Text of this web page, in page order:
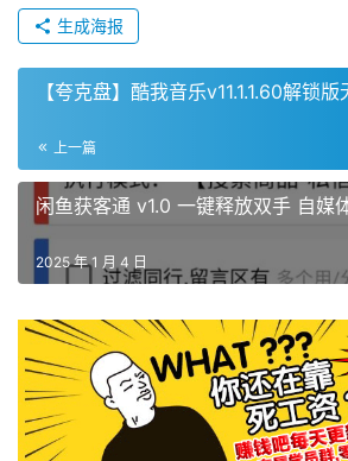
生成海报
【夸克盘】酷我音乐v11.1.1.60解锁
上一篇
闲鱼获客通 v1.0 一键释放双手 自媒
2025 年 1 月 4 日